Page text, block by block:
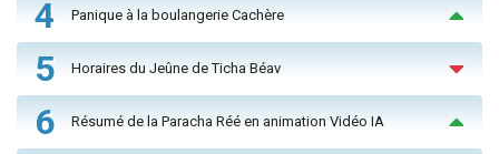
4 Panique à la boulangerie Cachère
5 Horaires du Jeûne de Ticha Béav
6 Résumé de la Paracha Réé en animation Vidéo IA